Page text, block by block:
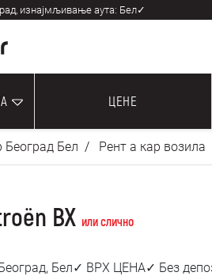
изнајмљивање аута: Бел✓
ЦЕНЕ
Београд Бел Рент а кар возила
BX или слично
Београд, Бел✓ ВРХ ЦЕНА✓ Без